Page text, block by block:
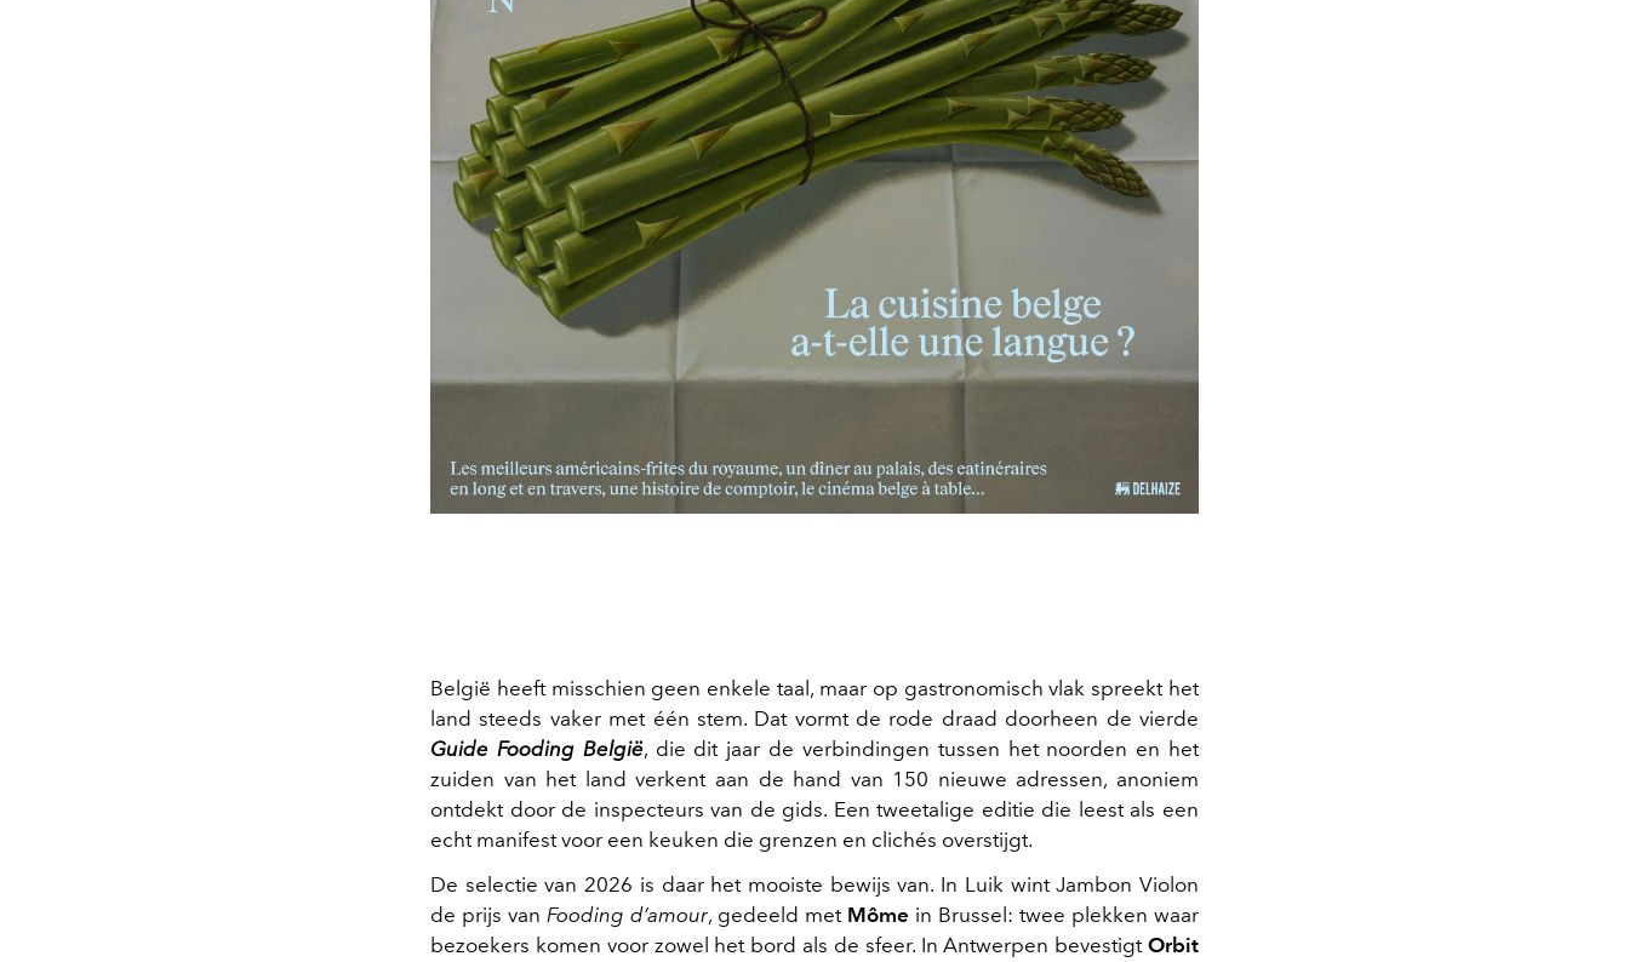
België heeft misschien geen enkele taal, maar op gastronomisch vlak spreekt het
land steeds vaker met één stem. Dat vormt de rode draad doorheen de vierde
Guide Fooding België, die dit jaar de verbindingen tussen het noorden en het
zuiden van het land verkent aan de hand van 150 nieuwe adressen, anoniem
ontdekt door de inspecteurs van de gids. Een tweetalige editie die leest als een
echt manifest voor een keuken die grenzen en clichés overstijgt.
De selectie van 2026 is daar het mooiste bewijs van. In Luik wint Jambon Violon
de prijs van Fooding d’amour, gedeeld met Môme in Brussel: twee plekken waar
bezoekers komen voor zowel het bord als de sfeer. In Antwerpen bevestigt Orbit